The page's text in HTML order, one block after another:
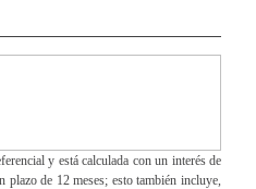
y está calculada con un interés de
de 12 meses; esto también incluye,